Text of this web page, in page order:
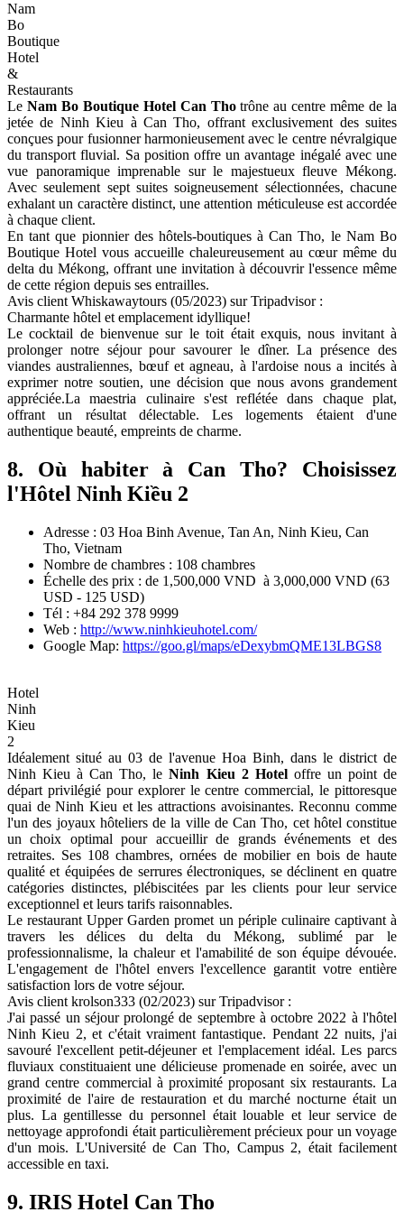
Nam
Bo
Boutique
Hotel
&
Restaurants
Le Nam Bo Boutique Hotel Can Thotrône au centre même de la
jetée de Ninh Kieu à Can Tho, offrant exclusivement des suites
conçues pour fusionner harmonieusement avec le centre névralgique
du transport fluvial. Sa position offre un avantage inégalé avec une
vue panoramique imprenable sur le majestueux fleuve Mékong.
Avec seulement sept suites soigneusement sélectionnées, chacune
exhalant un caractère distinct, une attention méticuleuse est accordée
à chaque client.
En tant que pionnier des hôtels-boutiques à Can Tho, le Nam Bo
Boutique Hotel vous accueille chaleureusement au cœur même du
delta du Mékong, offrant une invitation à découvrir l'essence même
de cette région depuis ses entrailles.
Avis client Whiskawaytours (05/2023) sur Tripadvisor :
Charmante hôtel et emplacement idyllique!
Le cocktail de bienvenue sur le toit était exquis, nous invitant à
prolonger notre séjour pour savourer le dîner. La présence des
viandes australiennes, bœuf et agneau, à l'ardoise nous a incités à
exprimer notre soutien, une décision que nous avons grandement
appréciée.La maestria culinaire s'est reflétée dans chaque plat,
offrant un résultat délectable. Les logements étaient d'une
authentique beauté, empreints de charme.
8. Où habiter à Can Tho? Choisissez
l'Hôtel Ninh Kiều 2
Adresse : 03 Hoa Binh Avenue, Tan An, Ninh Kieu, Can
Tho, Vietnam
Nombre de chambres : 108 chambres
Échelle des prix : de 1,500,000 VND à 3,000,000 VND (63
USD - 125 USD)
Tél : +84 292 378 9999
Web : http://www.ninhkieuhotel.com/
Google Map: https://goo.gl/maps/eDexybmQME13LBGS8
Hotel
Ninh
Kieu
2
Idéalement situé au 03 de l'avenue Hoa Binh, dans le district de
Ninh Kieu à Can Tho, leNinh Kieu 2 Hoteloffre un point de
départ privilégié pour explorer le centre commercial, le pittoresque
quai de Ninh Kieu et les attractions avoisinantes. Reconnu comme
l'un des joyaux hôteliers de la ville de Can Tho, cet hôtel constitue
un choix optimal pour accueillir de grands événements et des
retraites. Ses 108 chambres, ornées de mobilier en bois de haute
qualité et équipées de serrures électroniques, se déclinent en quatre
catégories distinctes, plébiscitées par les clients pour leur service
exceptionnel et leurs tarifs raisonnables.
Le restaurant Upper Garden promet un périple culinaire captivant à
travers les délices du delta du Mékong, sublimé par le
professionnalisme, la chaleur et l'amabilité de son équipe dévouée.
L'engagement de l'hôtel envers l'excellence garantit votre entière
satisfaction lors de votre séjour.
Avis client krolson333 (02/2023) sur Tripadvisor :
J'ai passé un séjour prolongé de septembre à octobre 2022 à l'hôtel
Ninh Kieu 2, et c'était vraiment fantastique. Pendant 22 nuits, j'ai
savouré l'excellent petit-déjeuner et l'emplacement idéal. Les parcs
fluviaux constituaient une délicieuse promenade en soirée, avec un
grand centre commercial à proximité proposant six restaurants. La
proximité de l'aire de restauration et du marché nocturne était un
plus. La gentillesse du personnel était louable et leur service de
nettoyage approfondi était particulièrement précieux pour un voyage
d'un mois. L'Université de Can Tho, Campus 2, était facilement
accessible en taxi.
9. IRIS Hotel Can Tho